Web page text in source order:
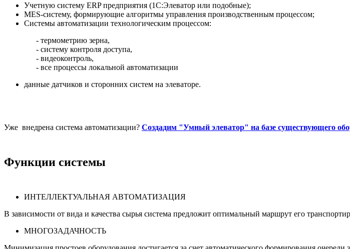
Учетную систему ERP предприятия (1С:Элеватор или подобные);
MES-систему, формирующие алгоритмы управления производственным процессом;
Системы автоматизации технологическим процессом:
- термометрию зерна,
- систему контроля доступа,
- видеоконтроль,
- все процессы локальной автоматизации
данные датчиков и сторонних систем на элеваторе.
Уже внедрена система автоматизации? Создадим "Умный элеватор" на базе существующего
Функции системы
ИНТЕЛЛЕКТУАЛЬНАЯ АВТОМАТИЗАЦИЯ
В зависимости от вида и качества сырья система предложит оптимальный маршрут его
МНОГОЗАДАЧНОСТЬ